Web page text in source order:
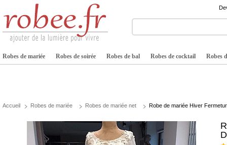
Robes de mariée Robes de soirée Robes de bal Robes de cocktail Robes
Accueil Robes de mariée Robes de mariée net Robe de mariée Hiver